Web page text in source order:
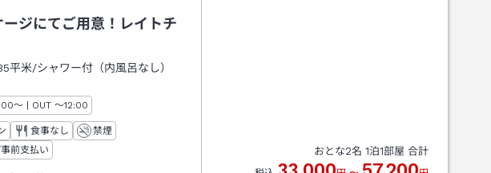
ジにてご用意！レイトチ
平米/シャワー付（内風呂なし）
ックイン
～ | OUT チェックアウト
～12:00
食事なし
禁煙
前支払い
おとな2名 1泊1部屋 合計